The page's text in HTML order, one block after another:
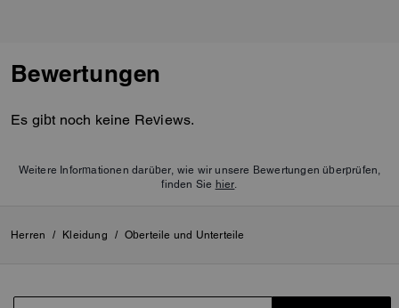
Bewertungen
Es gibt noch keine Reviews.
Weitere Informationen darüber, wie wir unsere Bewertungen überprüfen,
finden Sie hier
Herren / Kleidung / Oberteile und Unterteile